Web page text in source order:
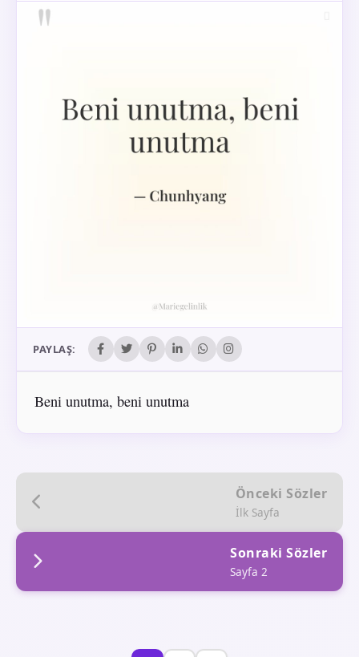
PAYLAŞ:
Beni unutma, beni unutma
Önceki Sözler
İlk Sayfa
Sonraki Sözler
Sayfa 2